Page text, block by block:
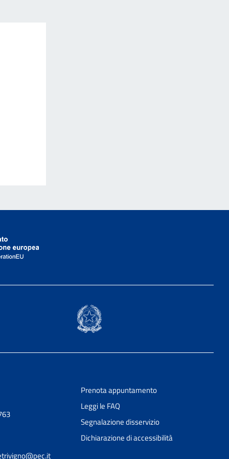
Prenota appuntamento
Leggi le FAQ
Segnalazione disservizio
Dichiarazione di accessibilità